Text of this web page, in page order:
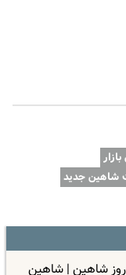
شاهین جدید